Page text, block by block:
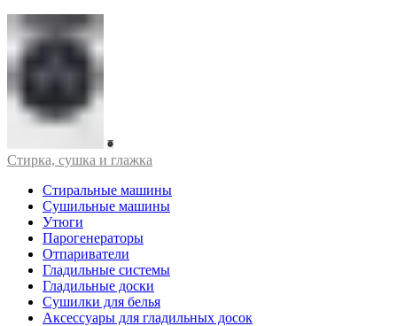
Стирка, сушка и глажка
Стиральные машины
Сушильные машины
Утюги
Парогенераторы
Отпариватели
Гладильные системы
Гладильные доски
Сушилки для белья
Аксессуары для гладильных досок